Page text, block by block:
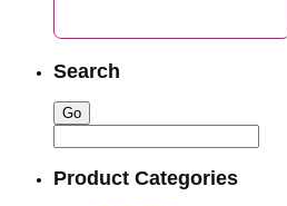
Search
Product Categories